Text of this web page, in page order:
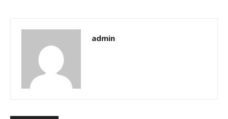
admin